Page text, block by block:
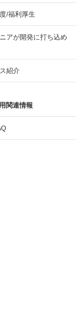
/福利厚生
アが開発に打ち込め
紹介
関連情報